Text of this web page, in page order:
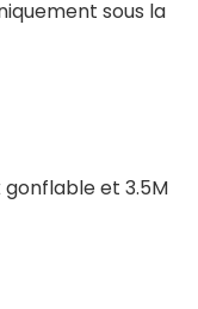
sous la
gonflable et 3.5M